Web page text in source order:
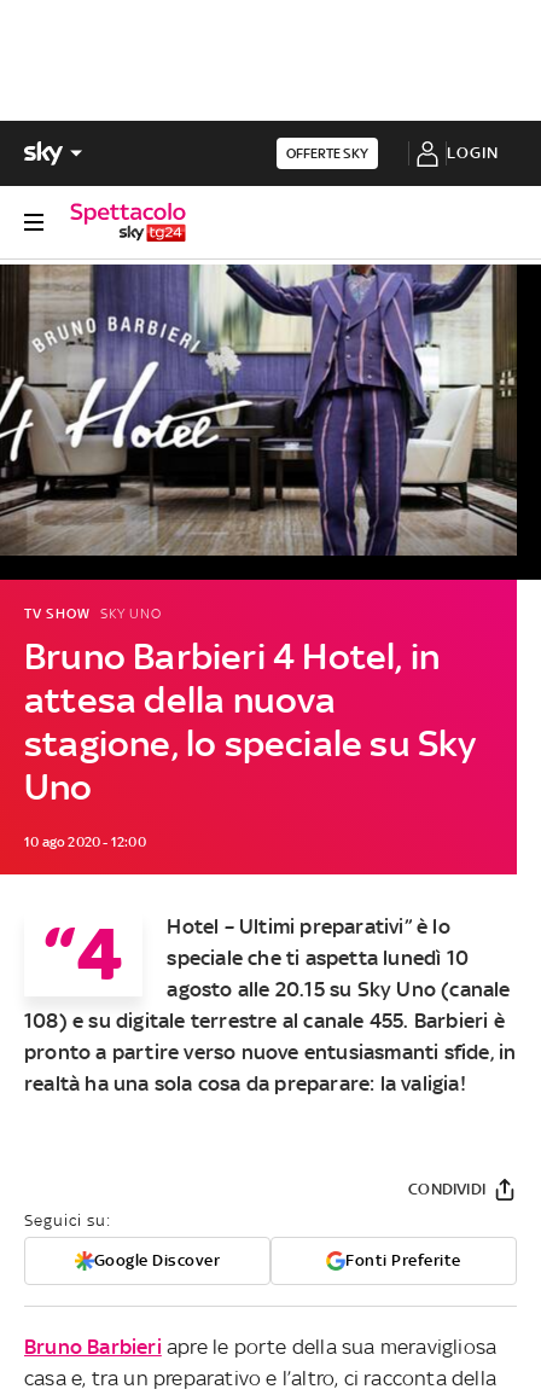
OFFERTE SKY LOGIN
Bruno Barbieri 4 Hotel, in
attesa della nuova
stagione, lo speciale su Sky
Uno
TV SHOW SKY UNO
10 ago 2020 - 12:00
“4
Hotel – Ultimi preparativi” è lo
speciale che ti aspetta lunedì 10
agosto alle 20.15 su Sky Uno (canale
108) e su digitale terrestre al canale 455. Barbieri è
pronto a partire verso nuove entusiasmanti sfide, in
realtà ha una sola cosa da preparare: la valigia!
Seguici su:
Google Discover Fonti Preferite
CONDIVIDI
Bruno Barbieri apre le porte della sua meravigliosa
casa e, tra un preparativo e l’altro, ci racconta della